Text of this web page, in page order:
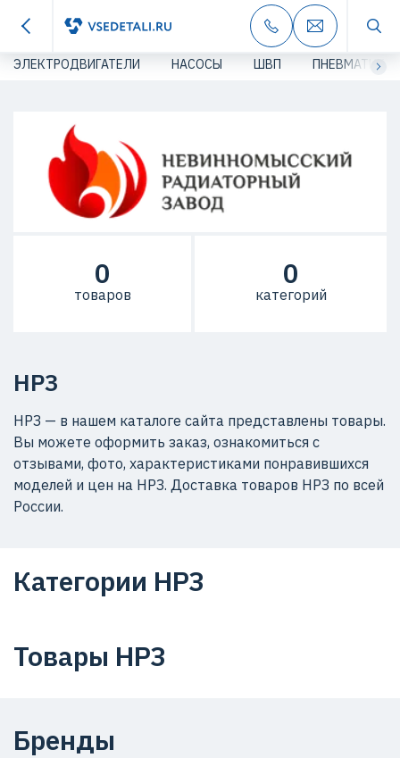
ЭЛЕКТРОДВИГАТЕЛИ НАСОСЫ ШВП ПНЕВМАТИКА
НРЗ
НРЗ — в нашем каталоге сайта представлены товары.
Вы можете оформить заказ, ознакомиться с
отзывами, фото, характеристиками понравившихся
моделей и цен на НРЗ. Доставка товаров НРЗ по всей
России.
0
товаров
0
категорий
Категории НРЗ
Товары НРЗ
Бренды